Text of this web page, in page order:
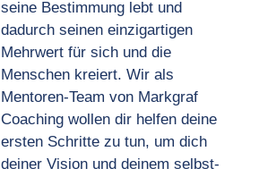
seine Bestimmung lebt und
dadurch seinen einzigartigen
Mehrwert für sich und die
Menschen kreiert. Wir als
Mentoren-Team von Markgraf
Coaching wollen dir helfen deine
ersten Schritte zu tun, um dich
deiner Vision und deinem selbst-